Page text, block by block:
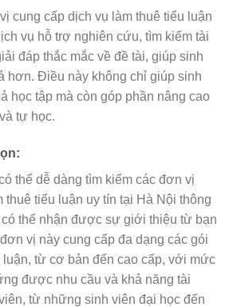
cung cấp dịch vụ làm thuê tiểu luận
vụ hỗ trợ nghiên cứu, tìm kiếm tài
đáp thắc mắc về đề tài, giúp sinh
hơn. Điều này không chỉ giúp sinh
học tập mà còn góp phần nâng cao
tự học.
thể dễ dàng tìm kiếm các đơn vị
thuê tiểu luận uy tín tại Hà Nội thông
thể nhận được sự giới thiệu từ bạn
vị này cung cấp đa dạng các gói
luận, từ cơ bản đến cao cấp, với mức
được nhu cầu và khả năng tài
từ những sinh viên đại học đến